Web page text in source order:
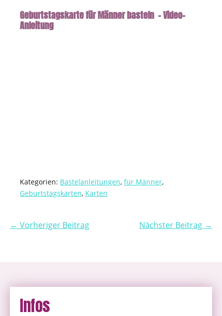
Geburtstagskarte für Männer basteln – Video-
Anleitung
Kategorien: Bastelanleitungen, für Männer,
Geburtstagskarten, Karten
← Vorheriger Beitrag Nächster Beitrag →
Infos